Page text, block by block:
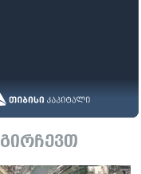
გირჩევთ